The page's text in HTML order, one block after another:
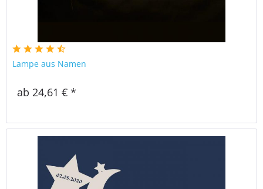
Lampe aus Namen
ab 24,61 € *